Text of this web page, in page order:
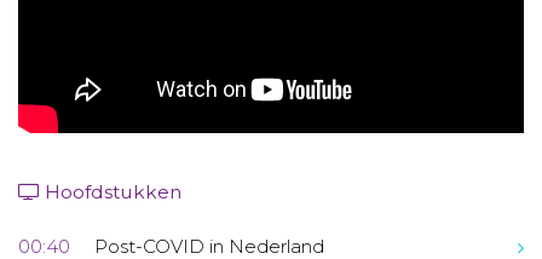
Hoofdstukken
00:40 Post-COVID in Nederland